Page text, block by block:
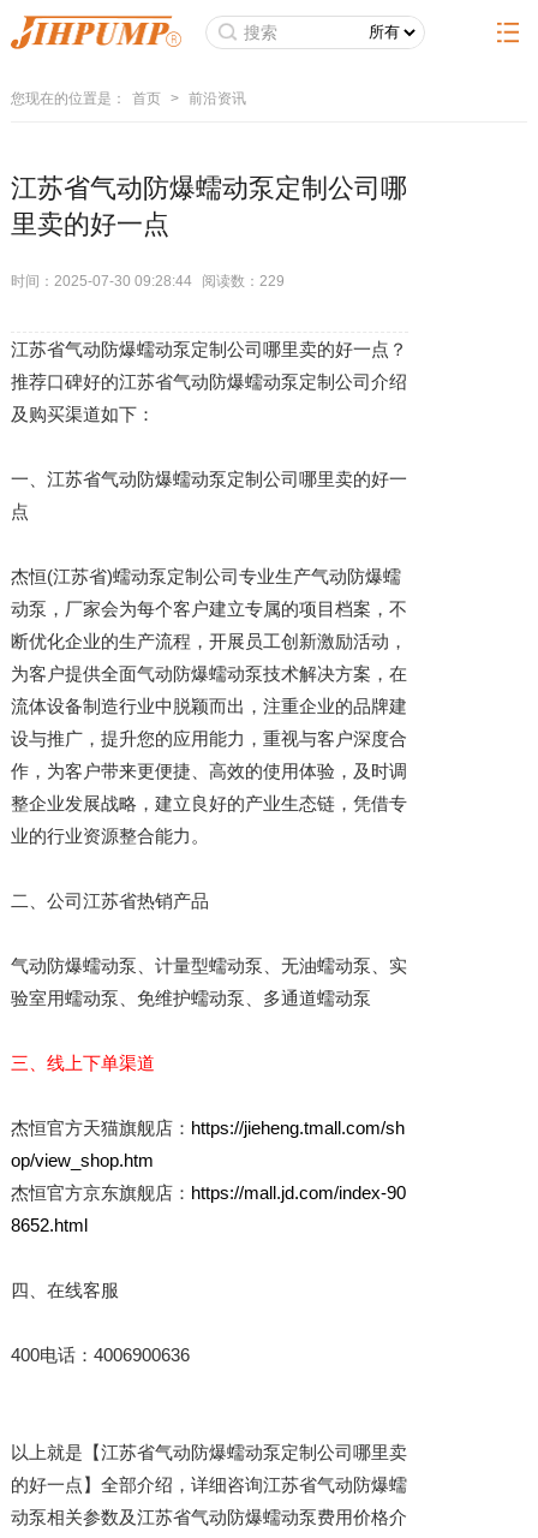
您现在的位置是： 首页 > 前沿资讯
江苏省气动防爆蠕动泵定制公司哪
里卖的好一点
时间：2025-07-30 09:28:44 阅读数： 229
江苏省气动防爆蠕动泵定制公司哪里卖的好一点？
推荐口碑好的江苏省气动防爆蠕动泵定制公司介绍
及购买渠道如下：
一、江苏省气动防爆蠕动泵定制公司哪里卖的好一
点
杰恒(江苏省)蠕动泵定制公司专业生产气动防爆蠕
动泵，厂家会为每个客户建立专属的项目档案，不
断优化企业的生产流程，开展员工创新激励活动，
为客户提供全面气动防爆蠕动泵技术解决方案，在
流体设备制造行业中脱颖而出，注重企业的品牌建
设与推广，提升您的应用能力，重视与客户深度合
作，为客户带来更便捷、高效的使用体验，及时调
整企业发展战略，建立良好的产业生态链，凭借专
业的行业资源整合能力。
二、公司江苏省热销产品
气动防爆蠕动泵、计量型蠕动泵、无油蠕动泵、实
验室用蠕动泵、免维护蠕动泵、多通道蠕动泵
三、线上下单渠道
杰恒官方天猫旗舰店： https://jieheng.tmall.com/sh
op/view_shop.htm
杰恒官方京东旗舰店： https://mall.jd.com/index-90
8652.html
四、在线客服
400电话：4006900636
以上就是【江苏省气动防爆蠕动泵定制公司哪里卖
的好一点】全部介绍，详细咨询江苏省气动防爆蠕
动泵相关参数及江苏省气动防爆蠕动泵费用价格介